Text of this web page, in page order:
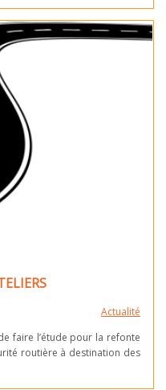
Actualité
faire l’étude pour la refonte
routière à destination des